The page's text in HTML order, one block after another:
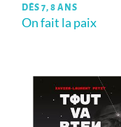
DÈS 7, 8 ANS
On fait la paix